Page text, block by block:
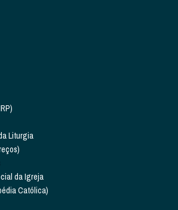
Liturgia
da Igreja
Católica)